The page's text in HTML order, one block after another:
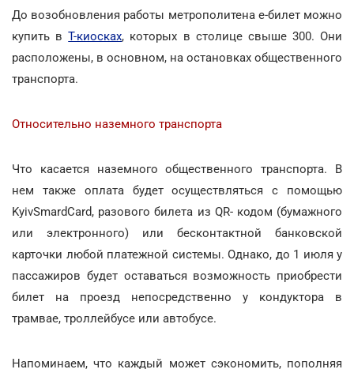
До возобновления работы метрополитена е-билет можно
купить вТ-киосках, которых в столице свыше 300. Они
расположены, в основном, на остановках общественного
транспорта.
Относительно наземного транспорта
Что касается наземного общественного транспорта. В
нем также оплата будет осуществляться с помощью
KyivSmardCard, разового билета из QR- кодом (бумажного
или электронного) или бесконтактной банковской
карточки любой платежной системы. Однако, до 1 июля у
пассажиров будет оставаться возможность приобрести
билет на проезд непосредственно у кондуктора в
трамвае, троллейбусе или автобусе.
Напоминаем, что каждый может сэкономить, пополняя